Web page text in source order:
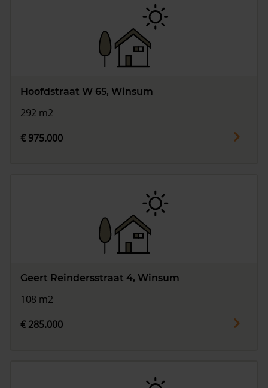
Hoofdstraat W 65, Winsum
292 m2
€ 975.000
Geert Reindersstraat 4, Winsum
108 m2
€ 285.000